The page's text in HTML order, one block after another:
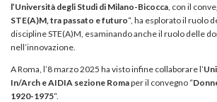
l’Università degli Studi di Milano-Bicocca , con il
STE(A)M, tra passato e futuro“, ha esplorato il ruolo
discipline STE(A)M, esaminando anche il ruolo delle
nell’innovazione.
A Roma, l’8 marzo 2025 ha visto infine collaborare l’
In/Arch e AIDIA sezione Romaper il convegno “
1920-1975“.